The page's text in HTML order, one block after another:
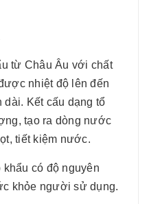
từ Châu Âu với chất
nhiệt độ lên đến
dài. Kết cấu dạng tổ
tạo ra dòng nước
tiết kiệm nước.
có độ nguyên
khỏe người sử dụng.